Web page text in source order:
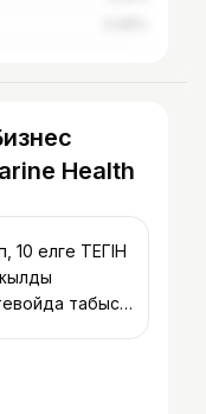
Health
10 елге ТЕГІН
табысқа